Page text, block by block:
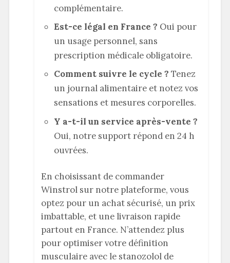
complémentaire.
Est-ce légal en France ? Oui pour
un usage personnel, sans
prescription médicale obligatoire.
Comment suivre le cycle ? Tenez
un journal alimentaire et notez vos
sensations et mesures corporelles.
Y a-t-il un service après-vente ?
Oui, notre support répond en 24 h
ouvrées.
En choisissant de commander
Winstrol sur notre plateforme, vous
optez pour un achat sécurisé, un prix
imbattable, et une livraison rapide
partout en France. N’attendez plus
pour optimiser votre définition
musculaire avec le stanozolol de